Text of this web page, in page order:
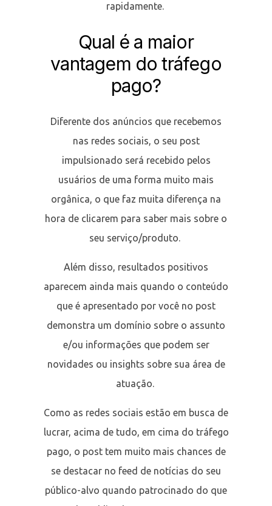
rapidamente.
Qual é a maior
vantagem do tráfego
pago?
Diferente dos anúncios que recebemos
nas redes sociais, o seu post
impulsionado será recebido pelos
usuários de uma forma muito mais
orgânica, o que faz muita diferença na
hora de clicarem para saber mais sobre o
seu serviço/produto.
Além disso, resultados positivos
aparecem ainda mais quando o conteúdo
que é apresentado por você no post
demonstra um domínio sobre o assunto
e/ou informações que podem ser
novidades ou insights sobre sua área de
atuação.
Como as redes sociais estão em busca de
lucrar, acima de tudo, em cima do tráfego
pago, o post tem muito mais chances de
se destacar no feed de notícias do seu
público-alvo quando patrocinado do que